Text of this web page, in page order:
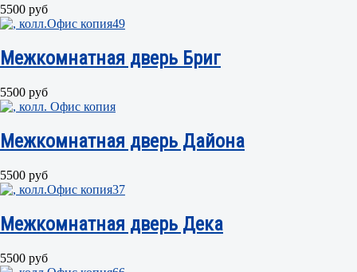
5500 руб
Межкомнатная дверь Бриг
5500 руб
Межкомнатная дверь Дайона
5500 руб
Межкомнатная дверь Дека
5500 руб